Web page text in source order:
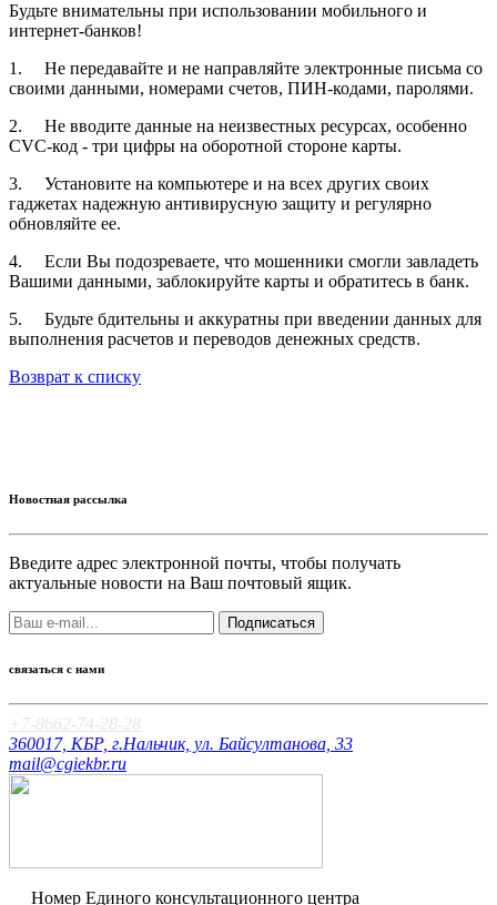
Будьте внимательны при использовании мобильного и
интернет-банков!
1. Не передавайте и не направляйте электронные письма со
своими данными, номерами счетов, ПИН-кодами, паролями.
2. Не вводите данные на неизвестных ресурсах, особенно
CVC-код - три цифры на оборотной стороне карты.
3. Установите на компьютере и на всех других своих
гаджетах надежную антивирусную защиту и регулярно
обновляйте ее.
4. Если Вы подозреваете, что мошенники смогли завладеть
Вашими данными, заблокируйте карты и обратитесь в банк.
5. Будьте бдительны и аккуратны при введении данных для
выполнения расчетов и переводов денежных средств.
Возврат к списку
Новостная рассылка
Введите адрес электронной почты, чтобы получать
актуальные новости на Ваш почтовый ящик.
Подписаться
связаться с нами
+7-8662-74-28-28
360017, КБР, г.Нальчик, ул. Байсултанова, 33
mail@cgiekbr.ru
Номер Единого консультационного центра